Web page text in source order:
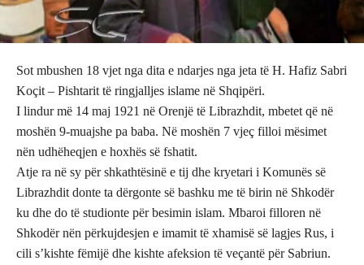
Sot mbushen 18 vjet nga dita e ndarjes nga jeta të H. Hafiz Sabri
Koçit – Pishtarit të ringjalljes islame në Shqipëri.
I lindur më 14 maj 1921 në Orenjë të Librazhdit, mbetet që në
moshën 9-muajshe pa baba. Në moshën 7 vjeç filloi mësimet
nën udhëheqjen e hoxhës së fshatit.
Atje ra në sy për shkathtësinë e tij dhe kryetari i Komunës së
Librazhdit donte ta dërgonte së bashku me të birin në Shkodër
ku dhe do të studionte për besimin islam. Mbaroi filloren në
Shkodër nën përkujdesjen e imamit të xhamisë së lagjes Rus, i
cili s’kishte fëmijë dhe kishte afeksion të veçantë për Sabriun.